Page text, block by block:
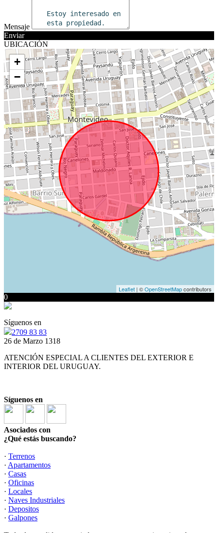
Mensaje
Enviar
UBICACIÓN
+
−
Leaflet | ©OpenStreetMapcontributors
0
Síguenos en
2709 83 83
26 de Marzo 1318
ATENCIÓN ESPECIAL A CLIENTES DEL EXTERIOR E
INTERIOR DEL URUGUAY.
Síguenos en
Asociados con
¿Qué estás buscando?
· Terrenos
· Apartamentos
· Casas
· Oficinas
· Locales
· Naves Industriales
· Depositos
· Galpones